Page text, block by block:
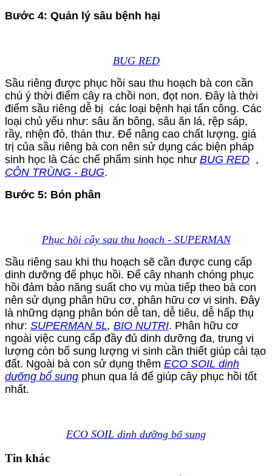
Bước 4: Quản lý sâu bệnh hại
BUG RED
Sầu riêng được phục hồi sau thu hoạch bà con cần
chú ý thời điểm cây ra chồi non, đọt non. Đây là thời
điểm sầu riêng dễ bị các loại bệnh hại tấn công. Các
loại chủ yếu như: sâu ăn bông, sâu ăn lá, rệp sáp,
rầy, nhện đỏ, thán thư. Để nâng cao chất lượng, giá
trị của sầu riêng bà con nên sử dụng các biện pháp
sinh học là Các chế phẩm sinh học như BUG RED ,
CÔN TRÙNG - BUG.
Bước 5: Bón phân
Phục hồi cây sau thu hoạch - SUPERMAN
Sầu riêng sau khi thu hoạch sẽ cần được cung cấp
dinh dưỡng để phục hồi. Để cây nhanh chóng phục
hồi đảm bảo năng suất cho vụ mùa tiếp theo bà con
nên sử dụng phân hữu cơ, phân hữu cơ vi sinh. Đây
là những dạng phân bón dễ tan, dễ tiêu, dễ hấp thụ
như: SUPERMAN 5L, BIO NUTRI. Phân hữu cơ
ngoài việc cung cấp đầy đủ dinh dưỡng đa, trung vi
lượng còn bổ sung lượng vi sinh cần thiết giúp cải tạo
đất. Ngoài bà con sử dụng thêm ECO SOIL dinh
dưỡng bổ sung phun qua lá để giúp cây phục hồi tốt
nhất.
ECO SOIL dinh dưỡng bổ sung
Tin khác